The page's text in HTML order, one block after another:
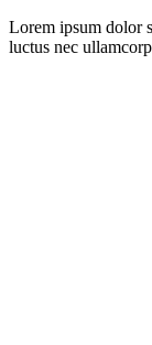
Lorem ipsum dolor
luctus nec